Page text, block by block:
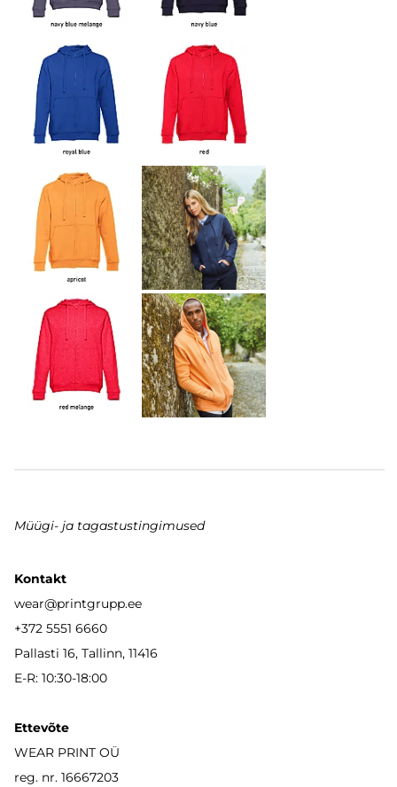
Müügi- ja tagastustingimused
Kontakt
wear@printgrupp.ee
+372 5551 6660
Pallasti 16, Tallinn, 11416
E-R: 10:30-18:00
Ettevõte
WEAR PRINT OÜ
reg. nr. 16667203